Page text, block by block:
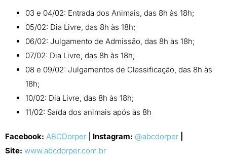
03 e 04/02: Entrada dos Animais, das 8h às 18h;
05/02: Dia Livre, das 8h às 18h;
06/02: Julgamento de Admissão, das 8h às 18h;
07/02: Dia Livre, das 8h às 18h;
08 e 09/02: Julgamentos de Classificação, das 8h às
18h;
10/02: Dia Livre, das 8h às 18h;
11/02: Saída dos animais após às 8h
Facebook: ABCDorper Instagram: @abcdorper
Site: www.abcdorper.com.br